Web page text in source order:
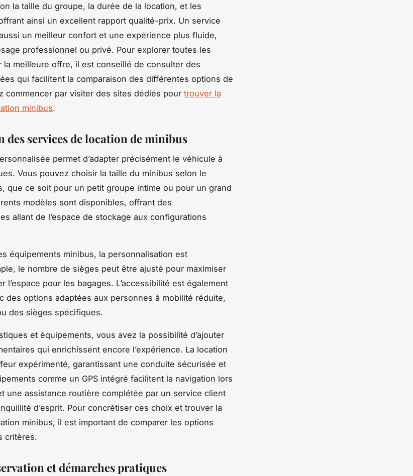
la taille du groupe, la durée de la location, et les
ainsi un excellent rapport qualité-prix. Un service
un meilleur confort et une expérience plus fluide,
professionnel ou privé. Pour explorer toutes les
la meilleure offre, il est conseillé de consulter des
qui facilitent la comparaison des différentes options de
commencer par visiter des sites dédiés pour trouver la
minibus.
des services de location de minibus
permet d’adapter précisément le véhicule à
Vous pouvez choisir la taille du minibus selon le
que ce soit pour un petit groupe intime ou pour un grand
modèles sont disponibles, offrant des
allant de l’espace de stockage aux configurations
équipements minibus, la personnalisation est
le nombre de sièges peut être ajusté pour maximiser
l’espace pour les bagages. L’accessibilité est également
des options adaptées aux personnes à mobilité réduite,
des sièges spécifiques.
et équipements, vous avez la possibilité d’ajouter
qui enrichissent encore l’expérience. La location
expérimenté, garantissant une conduite sécurisée et
comme un GPS intégré facilitent la navigation lors
une assistance routière complétée par un service client
d’esprit. Pour concrétiser ces choix et trouver la
minibus, il est important de comparer les options
critères.
et démarches pratiques